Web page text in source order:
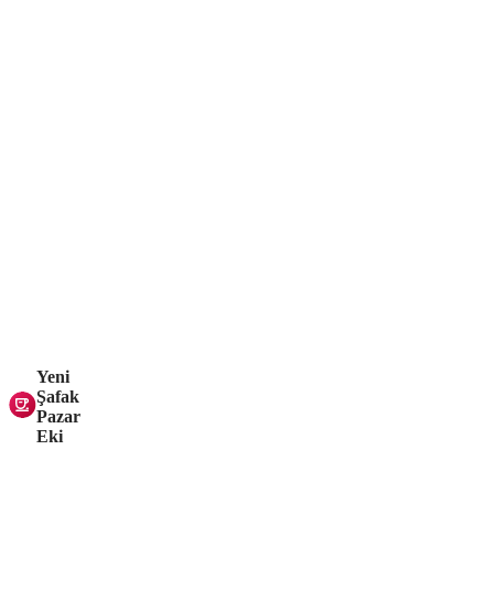
Yeni
Şafak
Pazar
Eki